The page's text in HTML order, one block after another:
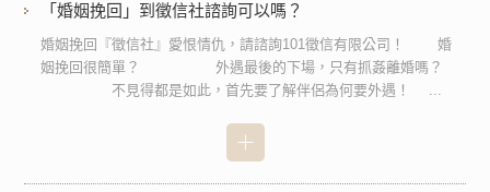
「婚姻挽回」到徵信社諮詢可以嗎？
婚姻挽回『徵信社』愛恨情仇，請諮詢101徵信有限公司！ 婚
姻挽回很簡單？ 外遇最後的下場，只有抓姦離婚嗎？
不見得都是如此，首先要了解伴侶為何要外遇！ ...